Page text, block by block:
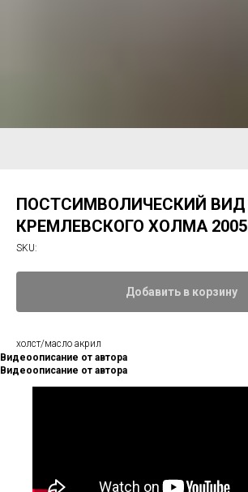
ПОСТСИМВОЛИЧЕСКИЙ ВИД
КРЕМЛЕВСКОГО ХОЛМА
SKU:
Добавить в корзину
холст/масло акрил
Видеоописание от автора
Видеоописание от автора